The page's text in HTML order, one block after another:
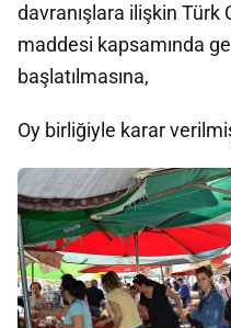
davranışlara ilişkin Türk
maddesi kapsamında
başlatılmasına,
Oy birliğiyle karar